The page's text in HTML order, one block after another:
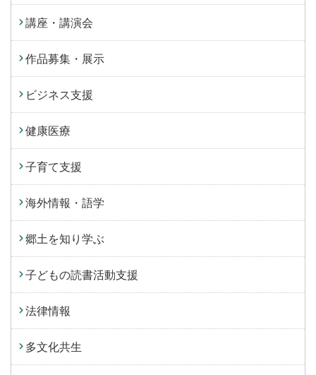
講座・講演会
作品募集・展示
ビジネス支援
健康医療
子育て支援
海外情報・語学
郷土を知り学ぶ
子どもの読書活動支援
法律情報
多文化共生